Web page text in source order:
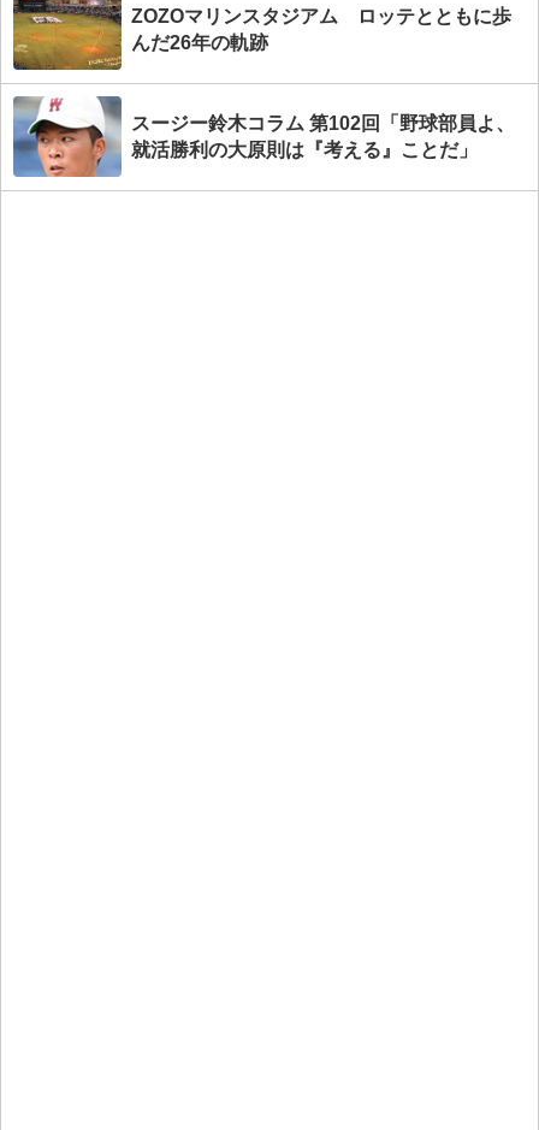
ZOZOマリンスタジアム ロッテとともに歩
んだ26年の軌跡
スージー鈴木コラム 第102回「野球部員よ、
就活勝利の大原則は『考える』ことだ」